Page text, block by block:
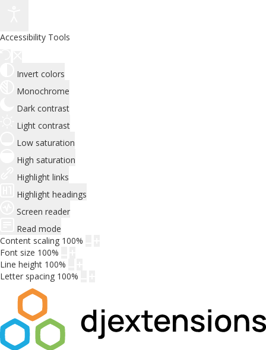
Accessibility Tools
Invert colors
Monochrome
Dark contrast
Light contrast
Low saturation
High saturation
Highlight links
Highlight headings
Screen reader
Read mode
Content scaling 100%
Font size 100%
Line height 100%
Letter spacing 100%